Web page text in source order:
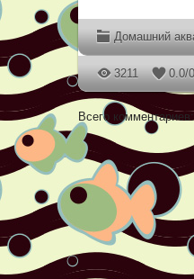
Домашний
3211 0.0/0
Всего комментариев